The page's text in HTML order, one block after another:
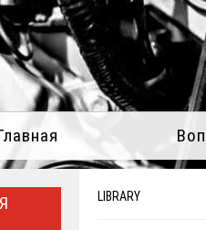
LIBRARY